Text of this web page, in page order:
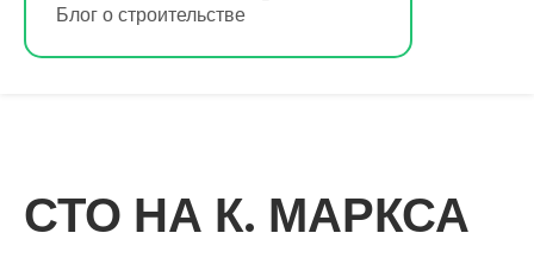
Блог о строительстве
СТО НА К. МАРКСА